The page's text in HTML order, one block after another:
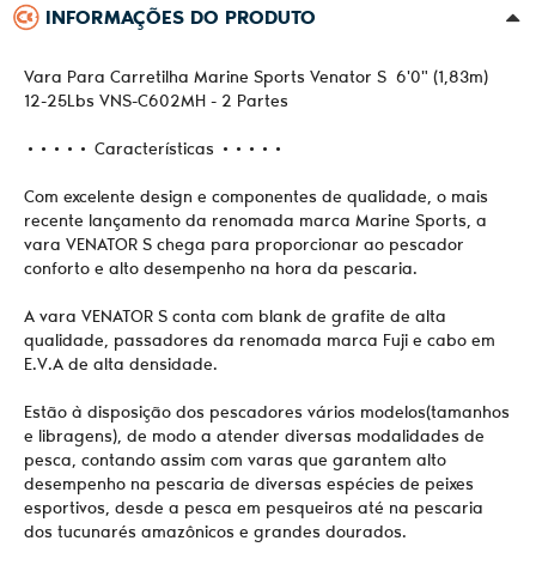
INFORMAÇÕES DO PRODUTO
Vara Para Carretilha Marine Sports Venator S 6'0" (1,83m)
12-25Lbs VNS-C602MH - 2 Partes
••••• Características •••••
Com excelente design e componentes de qualidade, o mais
recente lançamento da renomada marca Marine Sports, a
vara VENATOR S chega para proporcionar ao pescador
conforto e alto desempenho na hora da pescaria.
A vara VENATOR S conta com blank de grafite de alta
qualidade, passadores da renomada marca Fuji e cabo em
E.V.A de alta densidade.
Estão à disposição dos pescadores vários modelos(tamanhos
e libragens), de modo a atender diversas modalidades de
pesca, contando assim com varas que garantem alto
desempenho na pescaria de diversas espécies de peixes
esportivos, desde a pesca em pesqueiros até na pescaria
dos tucunarés amazônicos e grandes dourados.